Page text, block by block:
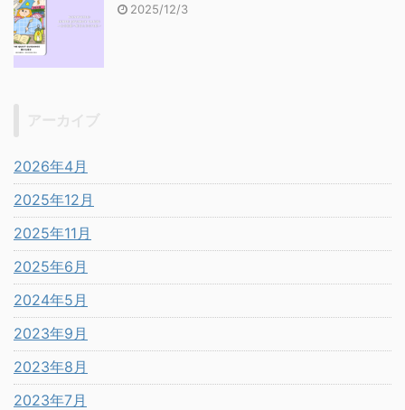
2025/12/3
2026年4月
2025年12月
2025年11月
2025年6月
2024年5月
2023年9月
2023年8月
2023年7月